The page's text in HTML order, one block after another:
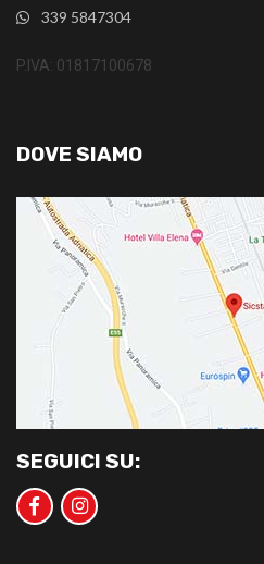
339 5847304
P.IVA: 01817100678
DOVE SIAMO
SEGUICI SU: